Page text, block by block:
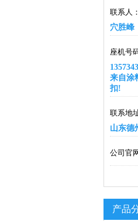
联系人：
穴胜峰
座机号
来自涂
扣!
联系地
山东德
公司官
产品